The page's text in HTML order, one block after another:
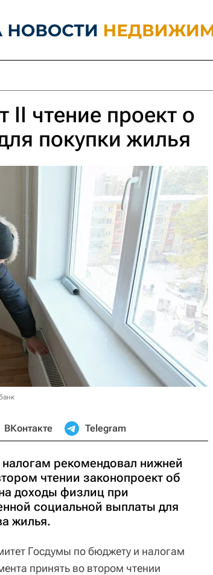
II чтение проект о
покупки жилья
ВКонтакте Telegram
рекомендовал нижней
чтении законопроект об
доходы физлиц при
социальной выплаты для
жилья.
Госдумы по бюджету и налогам
принять во втором чтении